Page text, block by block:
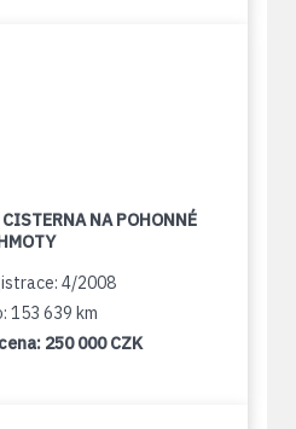
NA POHONNÉ
4/2008
153 639 km
250 000 CZK